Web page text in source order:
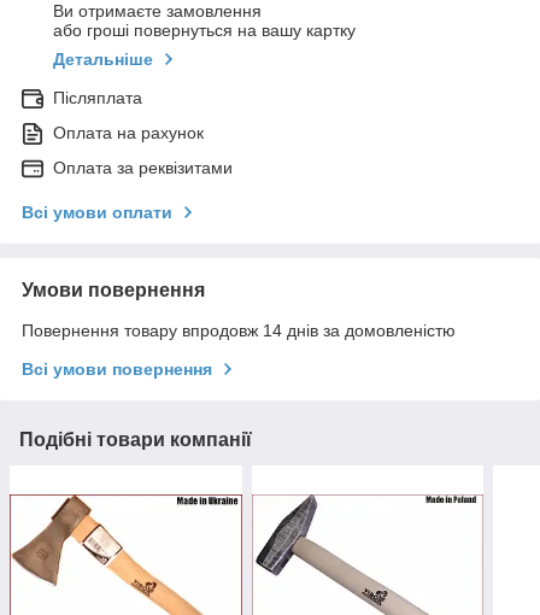
Ви отримаєте замовлення
або гроші повернуться на вашу картку
Детальніше
Післяплата
Оплата на рахунок
Оплата за реквізитами
Всі умови оплати
Умови повернення
Повернення товару впродовж 14 днів за домовленістю
Всі умови повернення
Подібні товари компанії